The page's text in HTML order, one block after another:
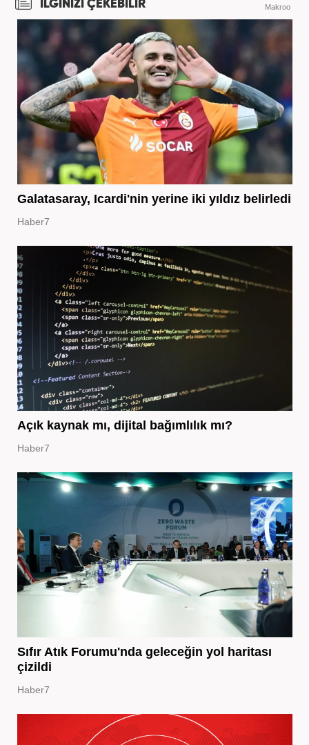
İLGİNİZİ ÇEKEBİLİR Makroo
Galatasaray, Icardi'nin yerine iki yıldız belirledi
Haber7
Açık kaynak mı, dijital bağımlılık mı?
Haber7
Sıfır Atık Forumu'nda geleceğin yol haritası
çizildi
Haber7